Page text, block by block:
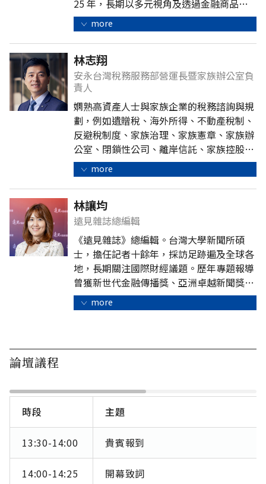
25 年，長期以多元視角及透過金融商品做
好事的思維，推動產業創新與制度改革，致
力發展另類投資。
more
林志翔
安永台灣稅務服務部營運長暨家族辦公室負
責人
嫻熟高資產人士與家族企業的稅務諮詢與規
劃，例如遺贈稅、海外所得、不動產稅制、
反避稅制度、家族治理、家族憲章、家族辦
公室、閉鎖性公司、離岸信託、家族控股公
司、慈善基金會與公益信託等諮詢、規劃與
設立。
more
林讓均
遠見雜誌總編輯
《遠見雜誌》總編輯。台灣大學新聞所碩
士，擔任記者十餘年，採訪足跡遍及全球各
地，長期關注國際財經議題。歷年專題報導
曾獲新世代金融傳播獎、亞洲卓越新聞獎
（SOPA）、亞洲出版大獎（APA）、吳舜文
新聞獎等肯定。
more
論壇議程
時段 主題
13:30-14:00 貴賓報到
14:00-14:25 開幕致詞